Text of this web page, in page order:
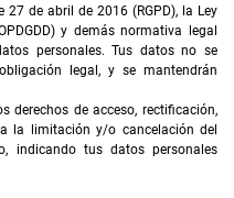
de abril de 2016 (RGPD), la Ley
y demás normativa legal
personales. Tus datos no se
legal, y se mantendrán
derechos de acceso, rectificación,
la limitación y/o cancelación del
indicando tus datos personales